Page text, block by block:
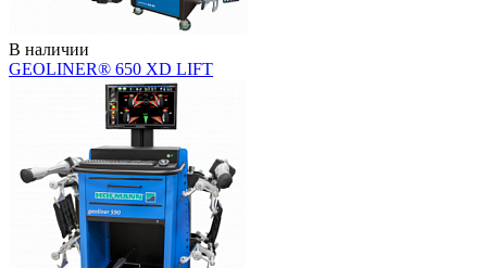
В наличии
GEOLINER® 650 XD LIFT